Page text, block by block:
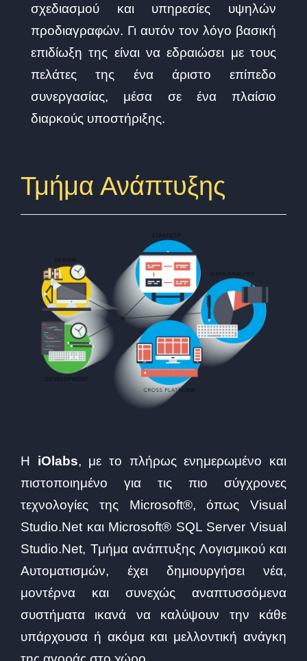
σχεδιασμού και υπηρεσίες υψηλών
προδιαγραφών. Γι αυτόν τον λόγο βασική
επιδίωξη της είναι να εδραιώσει με τους
πελάτες της ένα άριστο επίπεδο
συνεργασίας, μέσα σε ένα πλαίσιο
διαρκούς υποστήριξης.
Τμήμα Ανάπτυξης
Η iOlabs, με το πλήρως ενημερωμένο και
πιστοποιημένο για τις πιο σύγχρονες
τεχνολογίες της Microsoft®, όπως Visual
Studio.Net και Microsoft® SQL Server Visual
Studio.Net, Τμήμα ανάπτυξης Λογισμικού και
Αυτοματισμών, έχει δημιουργήσει νέα,
μοντέρνα και συνεχώς αναπτυσσόμενα
συστήματα ικανά να καλύψουν την κάθε
υπάρχουσα ή ακόμα και μελλοντική ανάγκη